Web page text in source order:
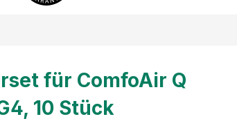
für ComfoAir Q
10 Stück